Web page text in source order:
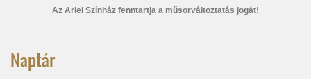
Naptár
Az Ariel Színház fenntartja a műsorváltoztatás jogát!